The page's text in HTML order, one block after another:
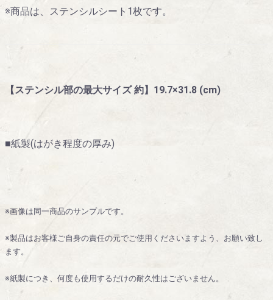
※商品は、ステンシルシート1枚です。
【ステンシル部の最大サイズ 約】19.7×31.8 (cm)
■紙製(はがき程度の厚み)
※画像は同一商品のサンプルです。
※製品はお客様ご自身の責任の元でご使用くださいますよう、お願い致し
ます。
※紙製につき、何度も使用するだけの耐久性はございません。